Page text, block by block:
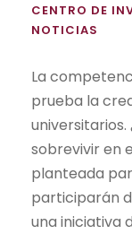
CENTRO DE
NOTICIAS
La
prueba la
universitarios.
sobrevivir en
planteada
participarán
una iniciativa